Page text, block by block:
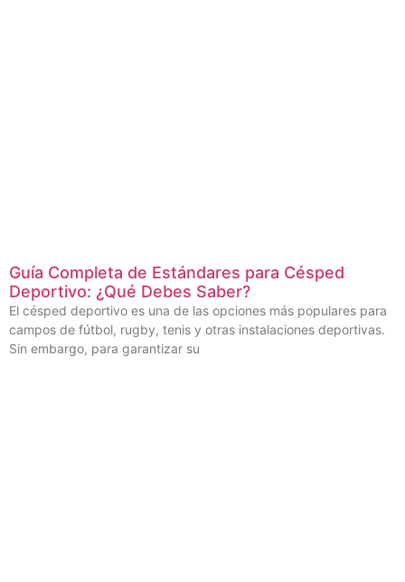
Guía Completa de Estándares para Césped
Deportivo: ¿Qué Debes Saber?
El césped deportivo es una de las opciones más populares para
campos de fútbol, rugby, tenis y otras instalaciones deportivas.
Sin embargo, para garantizar su